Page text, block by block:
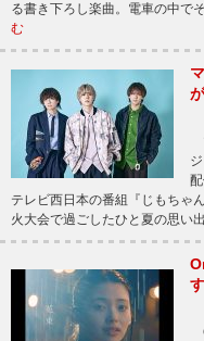
る書き下ろし楽曲。電車の中で
む
テレビ西日本の番組『じもちゃ
火大会で過ごしたひと夏の思い